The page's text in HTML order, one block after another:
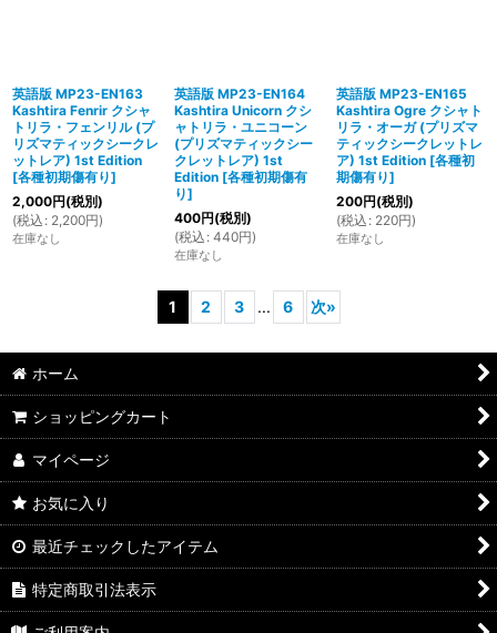
英語版 MP23-EN163
Kashtira Fenrir クシャ
トリラ・フェンリル (プ
リズマティックシークレ
ットレア) 1st Edition
[各種初期傷有り]
2,000円(税別)
(税込 : 2,200円)
在庫なし
英語版 MP23-EN164
Kashtira Unicorn クシ
ャトリラ・ユニコーン
(プリズマティックシー
クレットレア) 1st
Edition [各種初期傷有
り]
400円(税別)
(税込 : 440円)
在庫なし
英語版 MP23-EN165
Kashtira Ogre クシャト
リラ・オーガ (プリズマ
ティックシークレットレ
ア) 1st Edition [各種初
期傷有り]
200円(税別)
(税込 : 220円)
在庫なし
1 2 3 ... 6 次»
ホーム
ショッピングカート
マイページ
お気に入り
最近チェックしたアイテム
特定商取引法表示